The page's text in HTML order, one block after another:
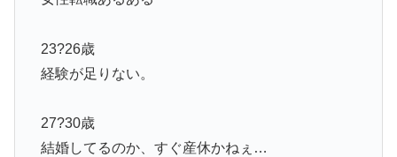
23?26歳
経験が足りない。
27?30歳
結婚してるのか、すぐ産休かねぇ…